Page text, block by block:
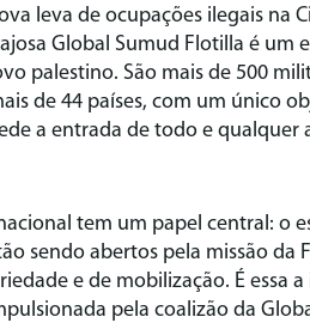
leva de ocupações ilegais na
Global Sumud Flotilla é um
palestino. São mais de 500
de 44 países, com um único
a entrada de todo e qualquer
tem um papel central: o
sendo abertos pela missão da
e de mobilização. É essa
pela coalizão da